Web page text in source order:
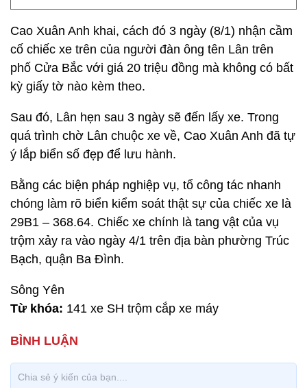
Cao Xuân Anh khai, cách đó 3 ngày (8/1) nhận cầm
cố chiếc xe trên của người đàn ông tên Lân trên
phố Cửa Bắc với giá 20 triệu đồng mà không có bất
kỳ giấy tờ nào kèm theo.
Sau đó, Lân hẹn sau 3 ngày sẽ đến lấy xe. Trong
quá trình chờ Lân chuộc xe về, Cao Xuân Anh đã tự
ý lắp biển số đẹp để lưu hành.
Bằng các biện pháp nghiệp vụ, tổ công tác nhanh
chóng làm rõ biển kiểm soát thật sự của chiếc xe là
29B1 – 368.64. Chiếc xe chính là tang vật của vụ
trộm xảy ra vào ngày 4/1 trên địa bàn phường Trúc
Bạch, quận Ba Đình.
Sông Yên
Từ khóa: 141 xe SH trộm cắp xe máy